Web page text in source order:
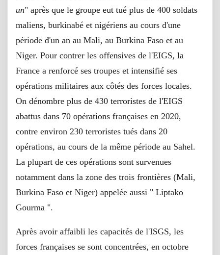
un" après que le groupe eut tué plus de 400 soldats
maliens, burkinabé et nigériens au cours d'une
période d'un an au Mali, au Burkina Faso et au
Niger. Pour contrer les offensives de l'EIGS, la
France a renforcé ses troupes et intensifié ses
opérations militaires aux côtés des forces locales.
On dénombre plus de 430 terroristes de l'EIGS
abattus dans 70 opérations françaises en 2020,
contre environ 230 terroristes tués dans 20
opérations, au cours de la même période au Sahel.
La plupart de ces opérations sont survenues
notamment dans la zone des trois frontières (Mali,
Burkina Faso et Niger) appelée aussi " Liptako
Gourma ".
Après avoir affaibli les capacités de l'ISGS, les
forces françaises se sont concentrées, en octobre